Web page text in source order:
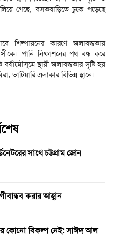
গেছে, বসতবাড়িতে ঢুকে পড়েছে
শিল্পায়নের কারণে জলাবদ্ধতায়
পানি নিষ্কাশনের পথ বন্ধ করে
স্থায়ী জলাবদ্ধতার সৃষ্টি হয়
ভাটিয়ারি এলাকার বিভিন্ন স্থানে।
সাথে চট্টগ্রাম জোন
করার আহ্বান
কোনো বিকল্প নেই: সাঈদ আল